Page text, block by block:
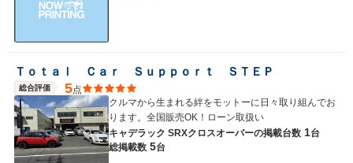
Ｔｏｔａｌ Ｃａｒ Ｓｕｐｐｏｒｔ ＳＴＥＰ
総合評価 5点
クルマから生まれる絆をモットーに日々取り組んでお
ります。全国販売OK！ローン取扱い
キャデラック SRXクロスオーバーの掲載台数 1台
総掲載数 5台